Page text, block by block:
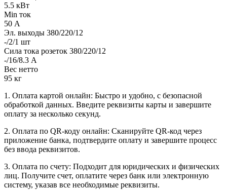
5.5 кВт
Min ток
50 А
Эл. выходы 380/220/12
-/2/1 шт
Сила тока розеток 380/220/12
-/16/8.3 А
Вес нетто
95 кг
1. Оплата картой онлайн: Быстро и удобно, с безопасной
обработкой данных. Введите реквизиты карты и завершите
оплату за несколько секунд.
2. Оплата по QR-коду онлайн: Сканируйте QR-код через
приложение банка, подтвердите оплату и завершите процесс
без ввода реквизитов.
3. Оплата по счету: Подходит для юридических и физических
лиц. Получите счет, оплатите через банк или электронную
систему, указав все необходимые реквизиты.